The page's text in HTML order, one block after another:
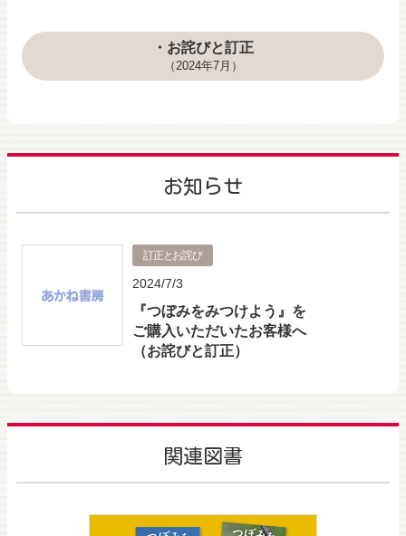
・お詫びと訂正
（2024年7月）
お知らせ
訂正とお詫び
2024/7/3
『つぼみをみつけよう』を
ご購入いただいたお客様へ
（お詫びと訂正）
関連図書